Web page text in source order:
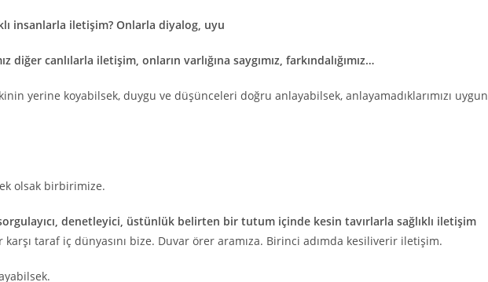
insanlarla iletişim? Onlarla diyalog, uyu
diğer canlılarla iletişim, onların varlığına saygımız, farkındalığımız…
yerine koyabilsek, duygu ve düşünceleri doğru anlayabilsek, anlayamadıklarımızı uygun
olsak birbirimize.
denetleyici, üstünlük belirten bir tutum içinde kesin tavırlarla sağlıklı iletişim
karşı taraf iç dünyasını bize. Duvar örer aramıza. Birinci adımda kesiliverir iletişim.